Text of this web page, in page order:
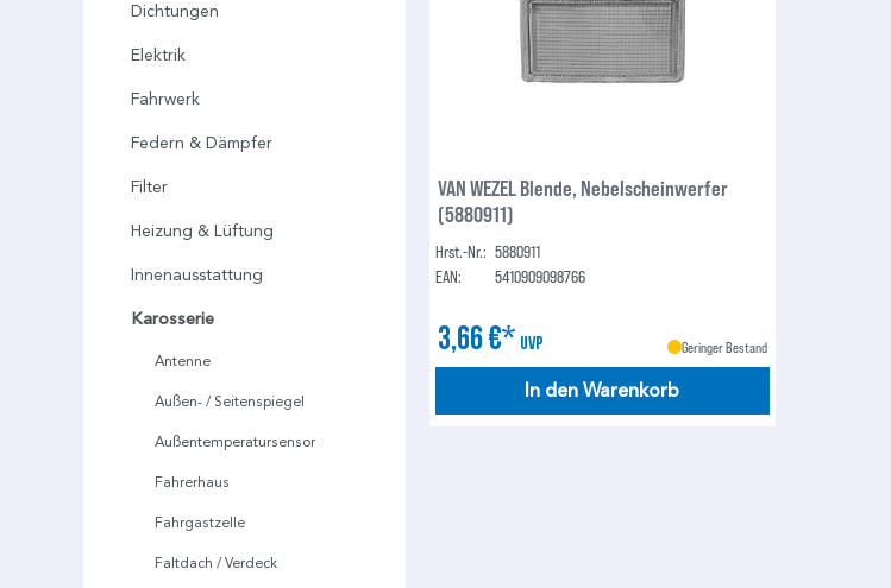
Dichtungen
Elektrik
Fahrwerk
Federn & Dämpfer
Filter
Heizung & Lüftung
Innenausstattung
Karosserie
Antenne
Außen- / Seitenspiegel
Außentemperatursensor
Fahrerhaus
Fahrgastzelle
Faltdach / Verdeck
VAN WEZEL Blende, Nebelscheinwerfer
(5880911)
Hrst.-Nr.: 5880911
EAN:
5410909098766
3,66 €* UVP Geringer Bestand
In den Warenkorb